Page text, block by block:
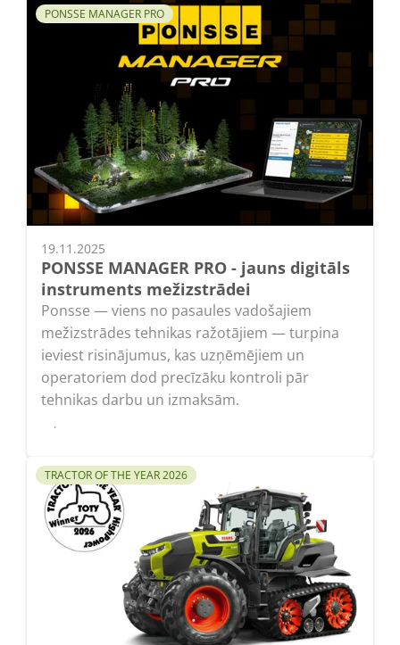
PONSSE MANAGER PRO
19.11.2025
PONSSE MANAGER PRO - jauns digitāls
instruments mežizstrādei
Ponsse — viens no pasaules vadošajiem
mežizstrādes tehnikas ražotājiem — turpina
ieviest risinājumus, kas uzņēmējiem un
operatoriem dod precīzāku kontroli pār
tehnikas darbu un izmaksām.
Lasīt
TRACTOR OF THE YEAR 2026